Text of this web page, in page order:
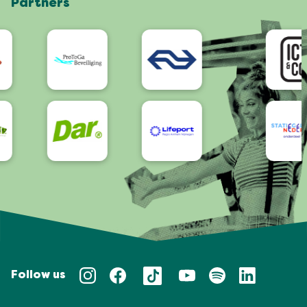
App
Bereikbaarheid/Toegankelijkheid
Partners
Follow us